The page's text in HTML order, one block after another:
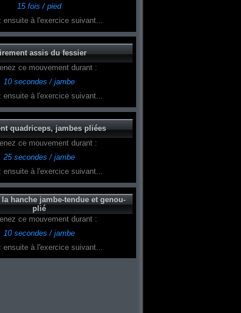
15 fois / pied
ensuite à l'exercice suivant...
assis du fessier
ce mouvement durant :
10 secondes / jambe
ensuite à l'exercice suivant...
quadriceps, jambes pliées
ce mouvement durant :
25 secondes / jambe
ensuite à l'exercice suivant...
hanche jambe-tendue et genou-
plié
ce mouvement durant :
10 secondes / jambe
ensuite à l'exercice suivant...